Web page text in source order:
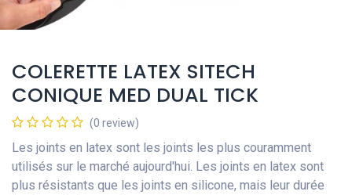
COLERETTE LATEX SITECH
CONIQUE MED DUAL TICK
(0 review)
Les joints en latex sont les joints les plus couramment
utilisés sur le marché aujourd'hui. Les joints en latex sont
plus résistants que les joints en silicone, mais leur durée